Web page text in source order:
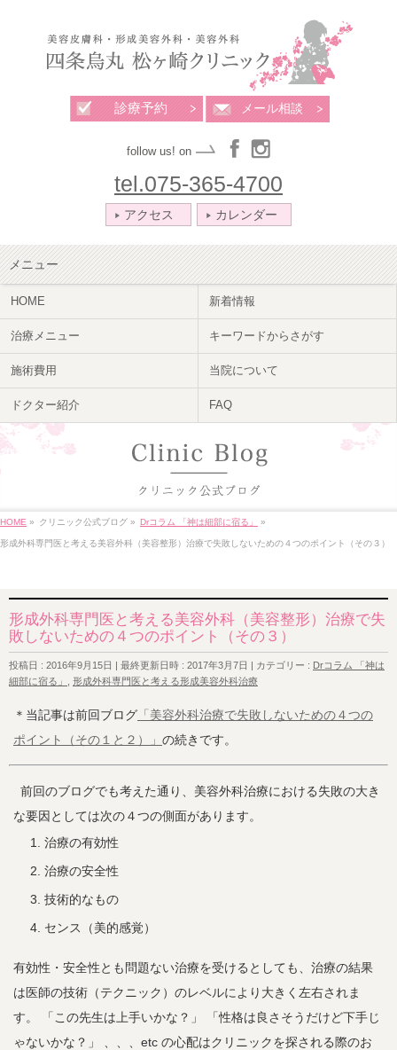
診療予約 メール相談
follow us! on
tel.075-365-4700
アクセス カレンダー
メニュー
HOME 新着情報
治療メニュー キーワードからさがす
施術費用 当院について
ドクター紹介 FAQ
HOME » クリニック公式ブログ » Drコラム 「神は細部に宿る」 »
形成外科専門医と考える美容外科（美容整形）治療で失敗しないための４つのポイント（その３）
形成外科専門医と考える美容外科（美容整形）治療で失
敗しないための４つのポイント（その３）
投稿日 : 2016年9月15日 最終更新日時 : 2017年3月7日 カテゴリー : Drコラム 「神は
細部に宿る」
形成外科専門医と考える形成美容外科治療
＊当記事は前回ブログ 「美容外科治療で失敗しないための４つの
ポイント（その１と２）」 の続きです。
前回のブログでも考えた通り、美容外科治療における失敗の大き
な要因としては次の４つの側面があります。
治療の有効性
治療の安全性
技術的なもの
センス（美的感覚）
有効性・安全性とも問題ない治療を受けるとしても、治療の結果
は医師の技術（テクニック）のレベルにより大きく左右されま
す。 「この先生は上手いかな？」 「性格は良さそうだけど下手じ
ゃないかな？」 、、、etc の心配はクリニックを探される際のお